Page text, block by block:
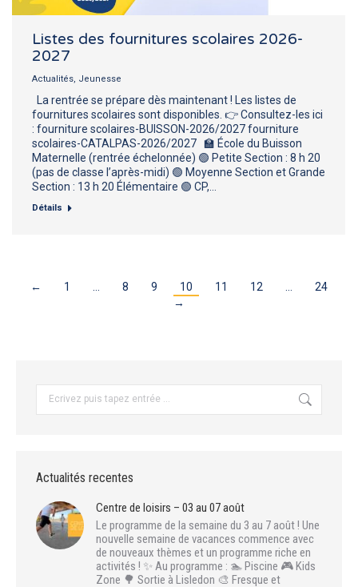
Listes des fournitures scolaires 2026-
2027
Actualités, Jeunesse
La rentrée se prépare dès maintenant ! Les listes de
fournitures scolaires sont disponibles. 👉 Consultez-les ici
: fourniture scolaires-BUISSON-2026/2027 fourniture
scolaires-CATALPAS-2026/2027 🏫 École du Buisson
Maternelle (rentrée échelonnée) 🟢 Petite Section : 8 h 20
(pas de classe l’après-midi) 🟢 Moyenne Section et Grande
Section : 13 h 20 Élémentaire 🟢 CP,…
Détails
← 1 8 9 10 11 12
24
→
Actualités recentes
Centre de loisirs – 03 au 07 août
Le programme de la semaine du 3 au 7 août ! Une
nouvelle semaine de vacances commence avec
de nouveaux thèmes et un programme riche en
activités ! ✨ Au programme : 🏊 Piscine 🎮 Kids
Zone 🌳 Sortie à Lisledon 🎨 Fresque et